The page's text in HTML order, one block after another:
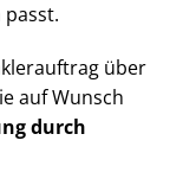
über
auf Wunsch
durch